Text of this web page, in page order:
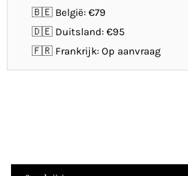
🇧🇪 België: €79
🇩🇪 Duitsland: €95
🇫🇷 Frankrijk: Op aanvraag